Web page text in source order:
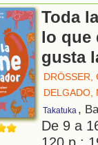
Toda
lo que
gusta
DRÖSSER,
DELGADO,
Takatuka ,
De 9 a